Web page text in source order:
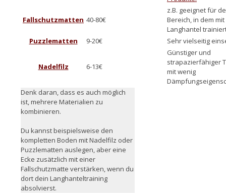
Fallschutzmatten 40-80€
z.B. geeignet für
Bereich, in dem mit
Langhantel
Puzzlematten
9-20€ Sehr vielseitig
Nadelfilz 6-13€
Günstiger und
strapazierfähiger
mit wenig
Denk daran, dass es auch möglich
ist, mehrere Materialien zu
kombinieren.
Du kannst beispielsweise den
kompletten Boden mit Nadelfilz oder
Puzzlematten auslegen, aber eine
Ecke zusätzlich mit einer
Fallschutzmatte verstärken, wenn du
dort dein Langhanteltraining
absolvierst.